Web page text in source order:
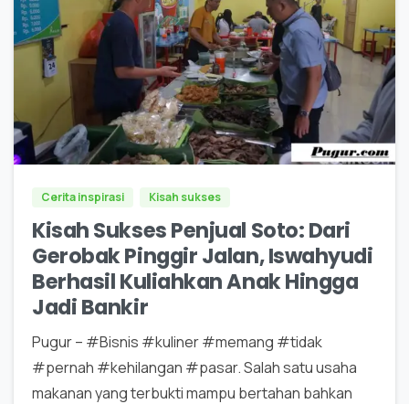
0 0
Cerita inspirasi Kisah sukses
Kisah Sukses Penjual Soto: Dari
Gerobak Pinggir Jalan, Iswahyudi
Berhasil Kuliahkan Anak Hingga
Jadi Bankir
Pugur – #Bisnis #kuliner #memang #tidak
#pernah #kehilangan #pasar. Salah satu usaha
makanan yang terbukti mampu bertahan bahkan